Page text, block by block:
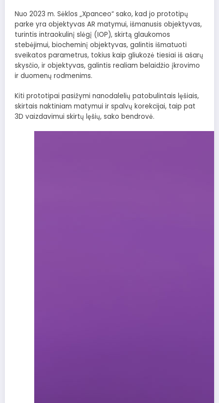
Nuo 2023 m. Sėklos „Xpanceo“ sako, kad jo prototipų
parke yra objektyvas AR matymui, išmanusis objektyvas,
turintis intraokulinį slėgį (IOP), skirtą glaukomos
stebėjimui, biocheminį objektyvas, galintis išmatuoti
sveikatos parametrus, tokius kaip gliukozė tiesiai iš ašarų
skysčio, ir objektyvas, galintis realiam belaidžio įkrovimo
ir duomenų rodmenims.
Kiti prototipai pasižymi nanodalelių patobulintais lęšiais,
skirtais naktiniam matymui ir spalvų korekcijai, taip pat
3D vaizdavimui skirtų lęšių, sako bendrovė.